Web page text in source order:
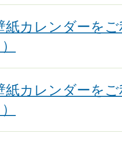
紙カレンダーを
紙カレンダーを